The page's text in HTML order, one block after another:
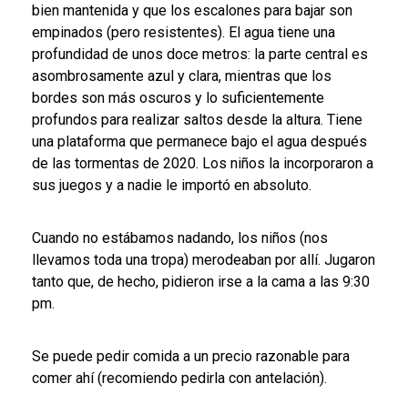
bien mantenida y que los escalones para bajar son
empinados (pero resistentes). El agua tiene una
profundidad de unos doce metros: la parte central es
asombrosamente azul y clara, mientras que los
bordes son más oscuros y lo suficientemente
profundos para realizar saltos desde la altura. Tiene
una plataforma que permanece bajo el agua después
de las tormentas de 2020. Los niños la incorporaron a
sus juegos y a nadie le importó en absoluto.
Cuando no estábamos nadando, los niños (nos
llevamos toda una tropa) merodeaban por allí. Jugaron
tanto que, de hecho, pidieron irse a la cama a las 9:30
pm.
Se puede pedir comida a un precio razonable para
comer ahí (recomiendo pedirla con antelación).